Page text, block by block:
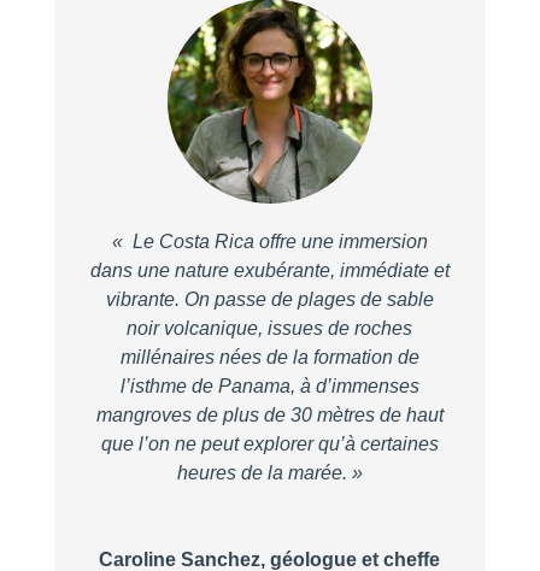
« Le Costa Rica offre une immersion
dans une nature exubérante, immédiate et
vibrante. On passe de plages de sable
noir volcanique, issues de roches
millénaires nées de la formation de
l’isthme de Panama, à d’immenses
mangroves de plus de 30 mètres de haut
que l’on ne peut explorer qu’à certaines
heures de la marée. »
Caroline Sanchez, géologue et cheffe